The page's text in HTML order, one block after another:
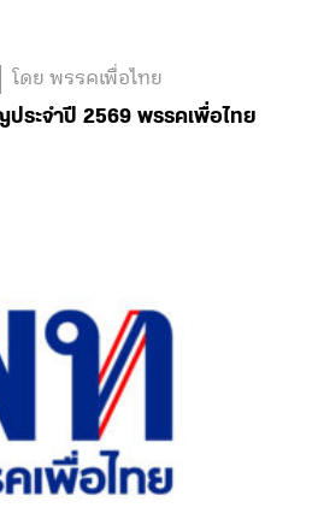
โดย พรรคเพื่อไทย
ระจำปี 2569 พรรคเพื่อไทย